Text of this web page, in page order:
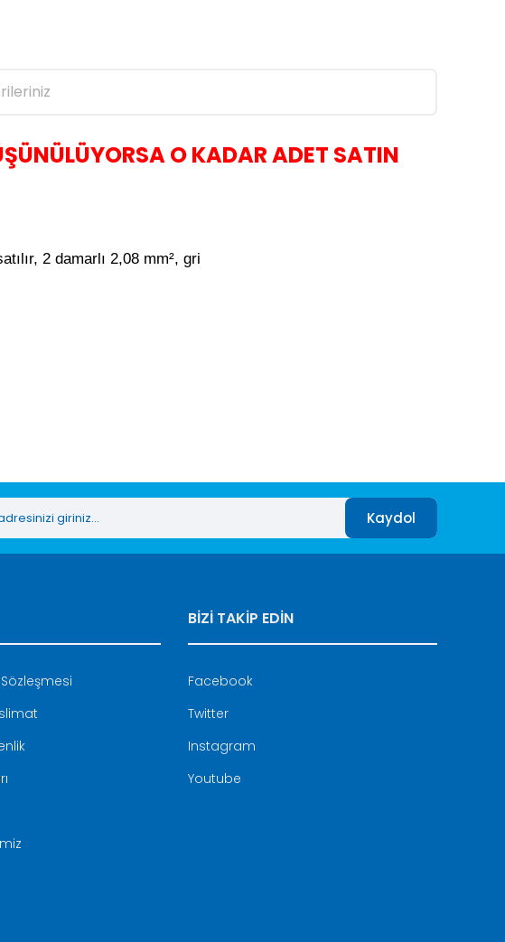
O KADAR ADET SATIN
2 damarlı 2,08 mm², gri
Kaydol
BİZİ TAKİP EDİN
Facebook
Twitter
Instagram
Youtube